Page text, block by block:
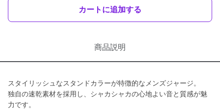
カートに追加する
商品説明
スタイリッシュなスタンドカラーが特徴的なメンズジャージ。
独自の速乾素材を採用し、シャカシャカの心地よい音と質感が魅
力です。